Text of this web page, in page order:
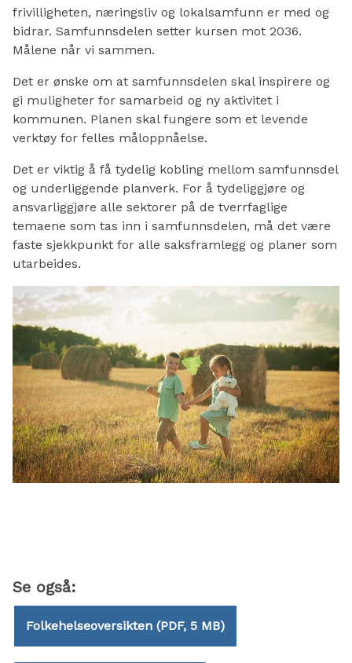
frivilligheten, næringsliv og lokalsamfunn er med og
bidrar. Samfunnsdelen setter kursen mot 2036.
Målene når vi sammen.
Det er ønske om at samfunnsdelen skal inspirere og
gi muligheter for samarbeid og ny aktivitet i
kommunen. Planen skal fungere som et levende
verktøy for felles måloppnåelse.
Det er viktig å få tydelig kobling mellom samfunnsdel
og underliggende planverk. For å tydeliggjøre og
ansvarliggjøre alle sektorer på de tverrfaglige
temaene som tas inn i samfunnsdelen, må det være
faste sjekkpunkt for alle saksframlegg og planer som
utarbeides.
Se også:
Folkehelseoversikten (PDF, 5 MB)